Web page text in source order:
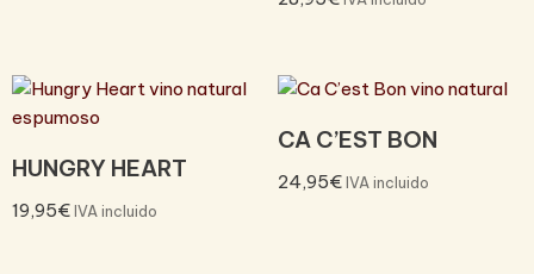
HUNGRY HEART
19,95€IVA incluido
CA C’EST BON
24,95€ IVA incluido